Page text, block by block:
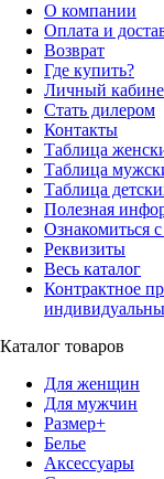
О компании
Оплата и
Возврат
Где купить?
Личный
Стать дилером
Контакты
Таблица
Таблица
Таблица
Полезная
Ознакомиться
Реквизиты
Весь каталог
Контрактное
Каталог товаров
Для женщин
Для мужчин
Размер+
Белье
Аксессуары